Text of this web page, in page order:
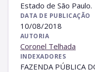
Estado de São Paulo.
DATA DE PUBLICAÇÃO
10/08/2018
AUTORIA
Coronel Telhada
INDEXADORES
FAZENDA PÚBLICA